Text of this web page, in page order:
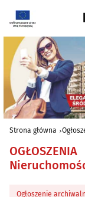
Strona główna
OGŁOSZENIA
Ogłoszenie